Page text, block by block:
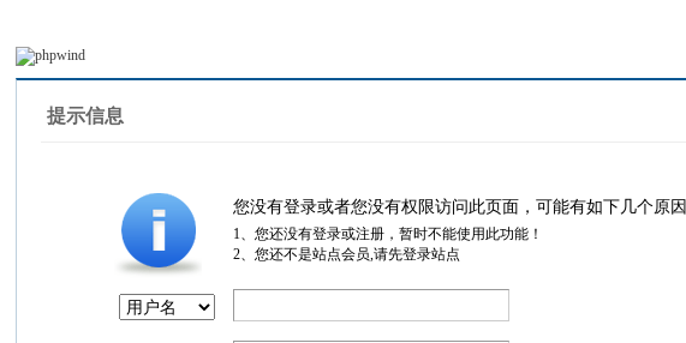
提示信息
您没有登录或者您没有权限访问此页面，可能有如下几个原因
1、您还没有登录或注册，暂时不能使用此功能！
2、您还不是站点会员,请先登录站点